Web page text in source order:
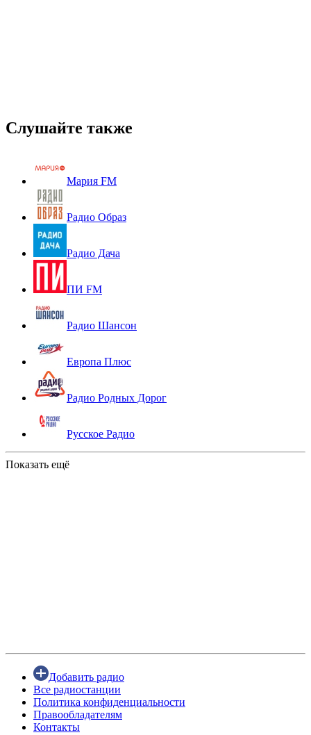
Слушайте также
Мария FM
Радио Образ
Радио Дача
ПИ FM
Радио Шансон
Европа Плюс
Радио Родных Дорог
Русское Радио
Показать ещё
Добавить радио
Все радиостанции
Политика конфиденциальности
Правообладателям
Контакты